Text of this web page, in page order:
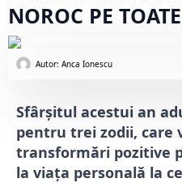
NOROC PE
Autor: Anca Ionescu
Sfârșitul acestui an
pentru trei zodii, care
transformări pozitive
la viața personală la